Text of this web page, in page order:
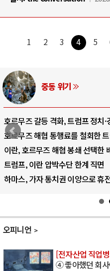
1 2 3 4 5
중동 위기
호르무즈 갈등 격화, 트럼프 정치·
호르무즈 해협 통행료를 철회한
이란, 호르무즈 해협 봉쇄 선택한
트럼프, 이란 압박수단 한계 직면
하마스, 가자 통치권 이양으로 휴
오피니언
[전자산업 직업
④ 좋아했던 회사